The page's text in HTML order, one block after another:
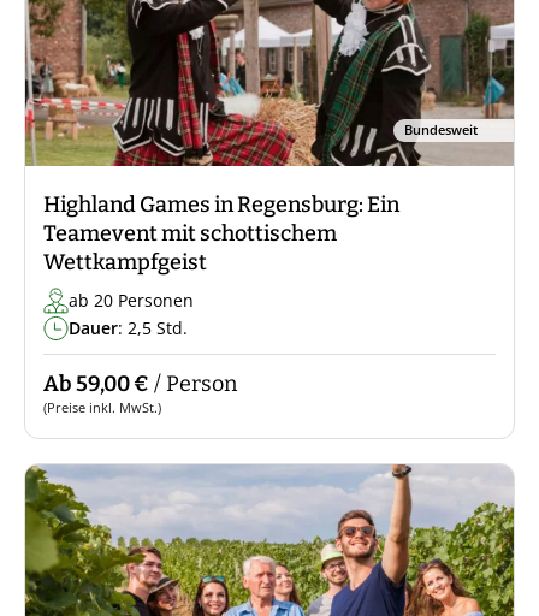
Bundesweit
Highland Games in Regensburg: Ein
Teamevent mit schottischem
Wettkampfgeist
ab 20 Personen
Dauer: 2,5 Std.
Ab 59,00 € / Person
(Preise inkl. MwSt.)